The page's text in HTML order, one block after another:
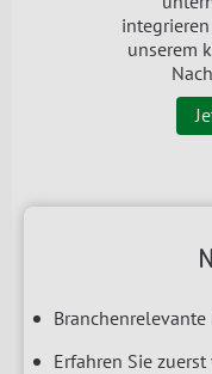
Erfahren Sie
unserem